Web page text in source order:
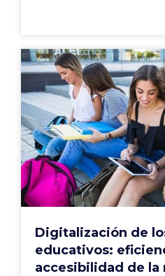
Digitalización de
educativos:
accesibilidad de la